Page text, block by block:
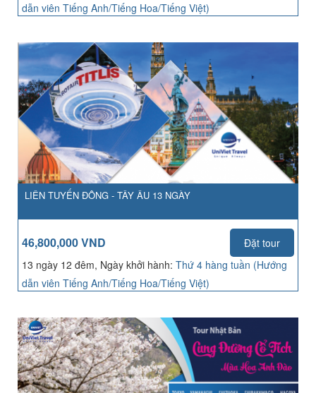
dẫn viên Tiếng Anh/Tiếng Hoa/Tiếng Việt)
LIÊN TUYẾN ĐÔNG - TÂY ÂU 13 NGÀY
46,800,000 VND
Đặt tour
13 ngày 12 đêm, Ngày khởi hành: Thứ 4 hàng tuần (Hướng
dẫn viên Tiếng Anh/Tiếng Hoa/Tiếng Việt)